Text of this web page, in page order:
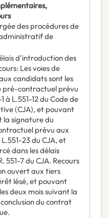
des procédures de
de
d'introduction des
: Les voies de
candidats sont les
pré-contractuel prévu
à L.551-12 du Code de
(CJA), et pouvant
la signature du
prévu aux
23 du CJA, et
dans les délais
551-7 du CJA. Recours
ouvert aux tiers
lésé, et pouvant
deux mois suivant la
du contrat